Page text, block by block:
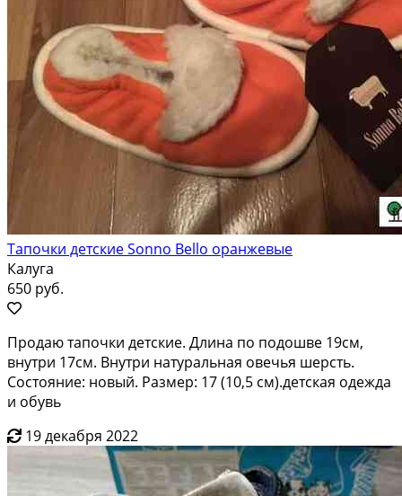
Тапочки детские Sonno Bello оранжевые
Калуга
650 руб.
Продаю тапочки детские. Длина по подошве 19см,
внутри 17см. Внутри натуральная овечья шерсть.
Состояние: новый. Размер: 17 (10,5 см).детская одежда
и обувь
19 декабря 2022